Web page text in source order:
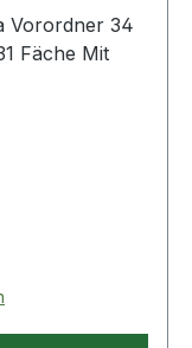
Vorordner 34